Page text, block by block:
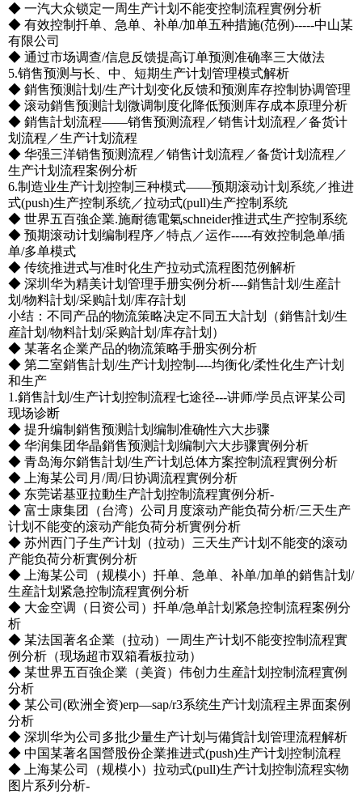
◆ 一汽大众锁定一周生产计划不能变控制流程實例分析
◆ 有效控制扦单、急单、补单/加单五种措施(范例)-----中山某
有限公司
◆ 通过市场调查/信息反馈提高订单预测准确率三大做法
5.销售预测与长、中、短期生产计划管理模式解析
◆ 銷售预测計划/生产计划变化反馈和预测库存控制协调管理
◆ 滚动銷售预测計划微调制度化降低预测库存成本原理分析
◆ 銷售計划流程――销售预测流程／销售计划流程／备货计
划流程／生产计划流程
◆ 华强三洋销售预测流程／销售计划流程／备货计划流程／
生产计划流程案例分析
6.制造业生产计划控制三种模式――预期滚动计划系统／推进
式(push)生产控制系统／拉动式(pull)生产控制系统
◆ 世界五百強企業.施耐德電氣schneider推进式生产控制系统
◆ 预期滚动计划编制程序／特点／运作-----有效控制急单/插
单/多单模式
◆ 传统推进式与准时化生产拉动式流程图范例解析
◆ 深圳华为精美计划管理手册实例分析----銷售計划/生産計
划/物料計划/采购計划/库存計划
小结：不同产品的物流策略决定不同五大計划（銷售計划/生
産計划/物料計划/采购計划/库存計划）
◆ 某著名企業产品的物流策略手册实例分析
◆ 第二室銷售計划/生产计划控制----均衡化/柔性化生产计划
和生产
1.銷售計划/生产计划控制流程七途径---讲师/学员点评某公司
现场诊断
◆ 提升编制銷售预测計划编制准确性六大步骤
◆ 华润集团华晶銷售预测計划编制六大步骤實例分析
◆ 青岛海尔銷售計划/生产计划总体方案控制流程實例分析
◆ 上海某公司月/周/日协调流程實例分析
◆ 东莞诺基亚拉動生产計划控制流程實例分析-
◆ 富士康集团（台湾）公司月度滚动产能负荷分析/三天生产
计划不能变的滚动产能负荷分析實例分析
◆ 苏州西门子生产计划（拉动）三天生产计划不能变的滚动
产能负荷分析實例分析
◆ 上海某公司（规模小）扦单、急单、补单/加单的銷售計划/
生産計划紧急控制流程實例分析
◆ 大金空调（日资公司）扦单/急单計划紧急控制流程案例分
析
◆ 某法国著名企業（拉动）一周生产计划不能变控制流程實
例分析（现场超市双箱看板拉动）
◆ 某世界五百強企業（美資）伟创力生産計划控制流程實例
分析
◆ 某公司(欧洲全资)erp—sap/r3系统生产计划流程主界面案例
分析
◆ 深圳华为公司多批少量生产计划与備貨計划管理流程解析
◆ 中国某著名国營股份企業推进式(push)生产计划控制流程
◆ 上海某公司（规模小）拉动式(pull)生产计划控制流程实物
图片系列分析-